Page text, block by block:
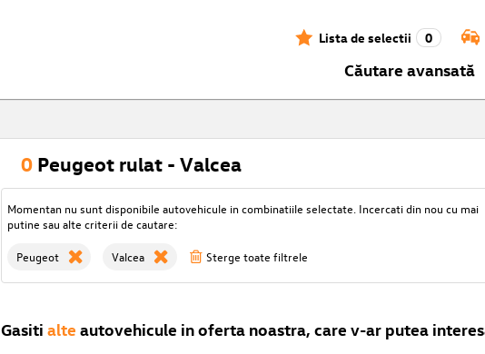
Lista de selectii 0
Căutare avansată
0 Peugeot rulat - Valcea
Momentan nu sunt disponibile autovehicule in combinatiile selectate. Incercati din nou cu mai
putine sau alte criterii de cautare:
Peugeot Valcea Sterge toate filtrele
Gasiti alte autovehicule in oferta noastra, care v-ar putea